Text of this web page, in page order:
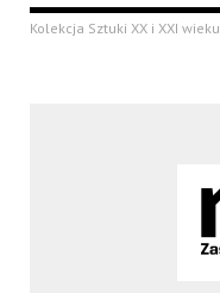
Kolekcja Sztuki XX i XXI wieku